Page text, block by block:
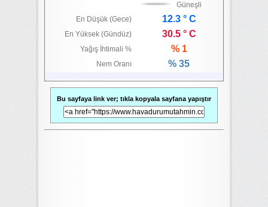
Güneşli
En Düşük (Gece)
12.3 ° C
En Yüksek (Gündüz) 30.5 ° C
Yağış İhtimali % % 1
Nem Oranı % 35
Bu sayfaya link ver; tıkla kopyala sayfana yapıştır